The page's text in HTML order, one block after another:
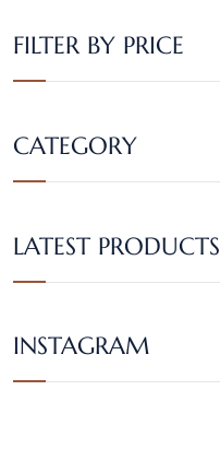
FILTER BY PRICE
CATEGORY
LATEST PRODUCTS
INSTAGRAM